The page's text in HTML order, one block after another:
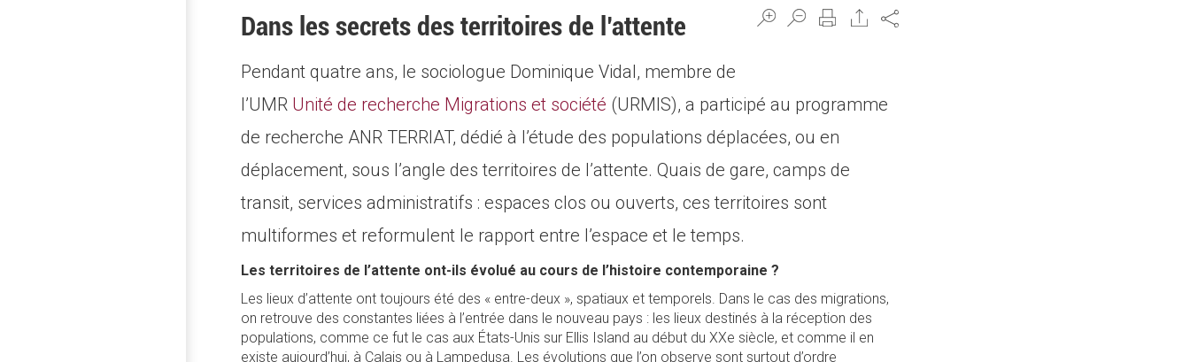
Share
Dans les secrets des territoires de l’attente
Pendant quatre ans, le sociologue Dominique Vidal, membre de
l’UMR Unité de recherche Migrations et société (URMIS), a participé au programme
de recherche ANR TERRIAT, dédié à l’étude des populations déplacées, ou en
déplacement, sous l’angle des territoires de l’attente. Quais de gare, camps de
transit, services administratifs : espaces clos ou ouverts, ces territoires sont
multiformes et reformulent le rapport entre l’espace et le temps.
Les territoires de l’attente ont-ils évolué au cours de l’histoire contemporaine ?
Les lieux d’attente ont toujours été des « entre-deux », spatiaux et temporels. Dans le cas des migrations,
on retrouve des constantes liées à l’entrée dans le nouveau pays : les lieux destinés à la réception des
populations, comme ce fut le cas aux États-Unis sur Ellis Island au début du XXe siècle, et comme il en
existe aujourd’hui, à Calais ou à Lampedusa. Les évolutions que l’on observe sont surtout d’ordre